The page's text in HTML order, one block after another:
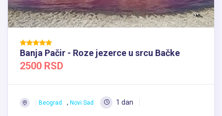
Banja Pačir - Roze jezerce u srcu Bačke
2500 RSD
Beograd , Novi Sad 1 dan